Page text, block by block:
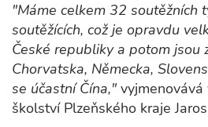
"Máme celkem 32 soutěžních
soutěžících, což je opravdu
České republiky a potom jsou
Chorvatska, Německa,
se účastní Čína,"
školství Plzeňského kraje